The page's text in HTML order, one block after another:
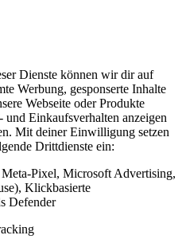
Dienste können wir dir auf
Werbung, gesponserte Inhalte
Webseite oder Produkte
und Einkaufsverhalten anzeigen
Mit deiner Einwilligung setzen
Drittdienste ein:
Pixel, Microsoft Advertising,
Klickbasierte
Defender